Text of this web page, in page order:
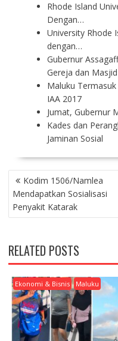
Rhode Island
Dengan…
University Rhode
dengan…
Gubernur
Gereja dan Masjid
Maluku
IAA 2017
Jumat, Gubernur
Kades dan
Jaminan Sosial
P
O
S
T
A
V
I
G
A
T
Kodim 1506/Namlea
Mendapatkan Sosialisasi
Penyakit Katarak
RELATED POSTS
Ekonomi & Bisnis Maluku